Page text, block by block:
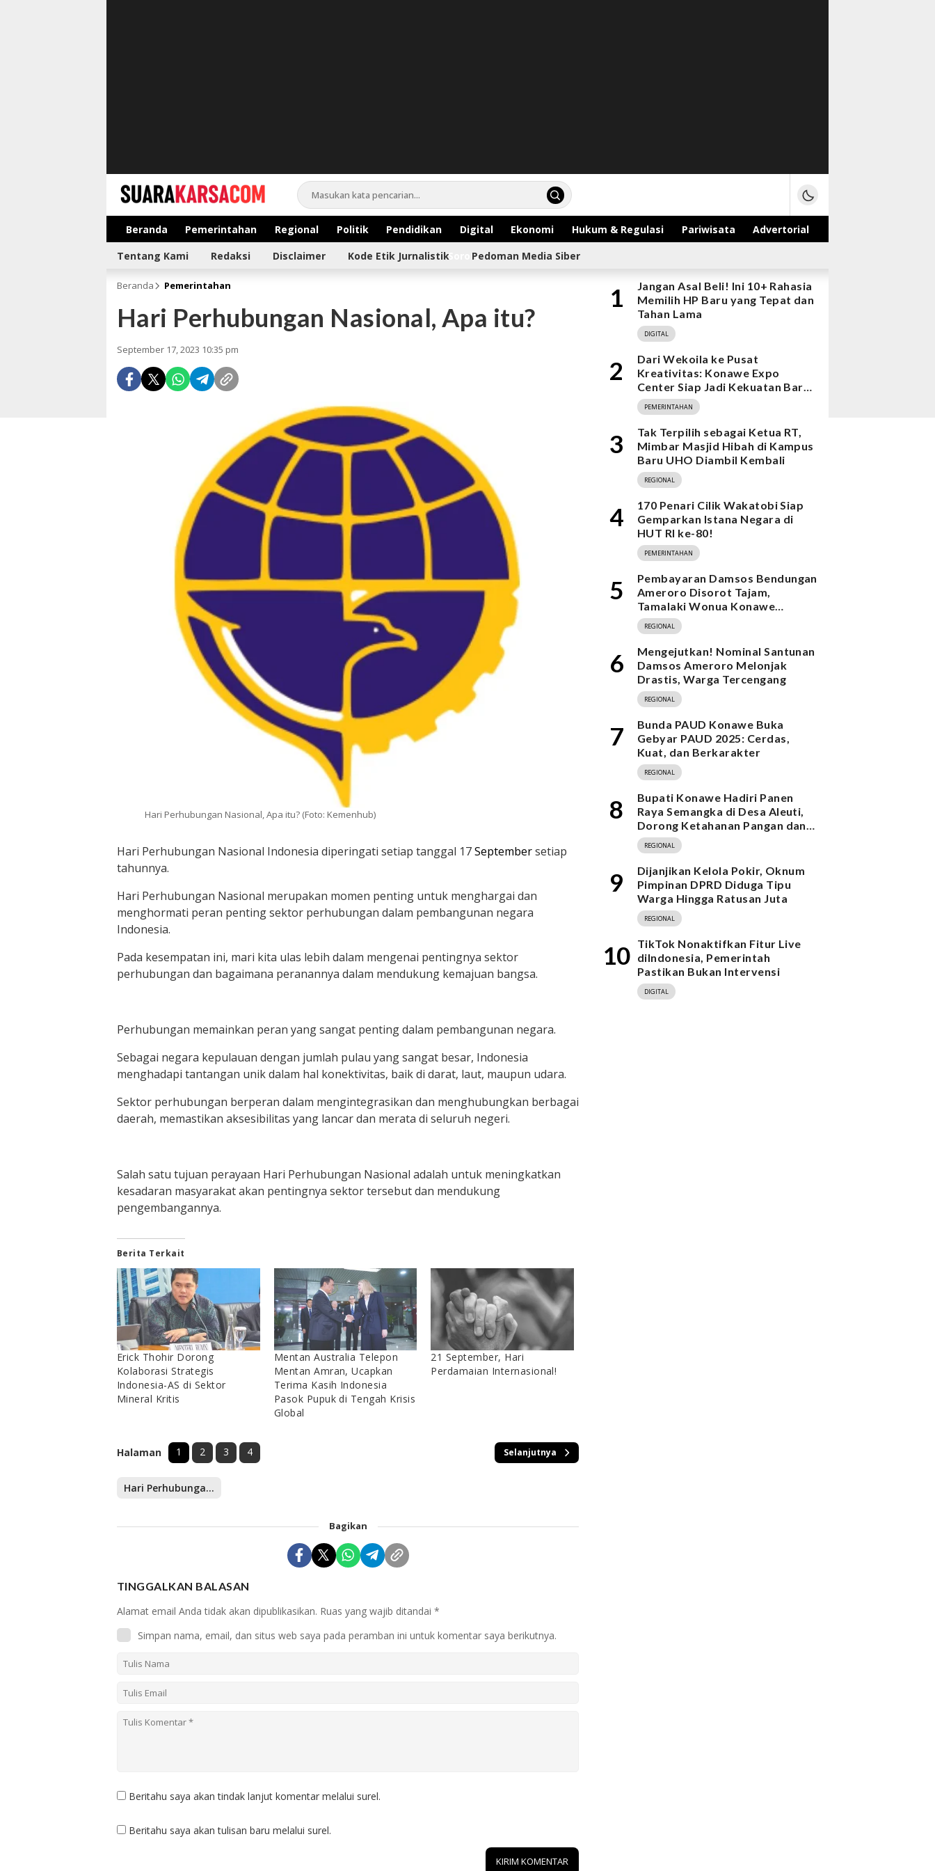
suarakarsa.com
Informasi terpercaya
Beranda Pemerintahan Regional Politik Pendidikan Digital Ekonomi Hukum & Regulasi Pariwisata
Advertorial
Sorotan
Tentang Kami Redaksi Disclaimer Kode Etik Jurnalistik Pedoman Media Siber
Beranda Pemerintahan
Hari Perhubungan Nasional, Apa itu?
September 17, 2023 10:35 pm
Hari Perhubungan Nasional, Apa itu? (Foto: Kemenhub)
Hari Perhubungan Nasional Indonesia diperingati setiap tanggal 17Septembersetiap
tahunnya.
Hari Perhubungan Nasional merupakan momen penting untuk menghargai dan
menghormati peran penting sektor perhubungan dalam pembangunan negara
Indonesia.
Pada kesempatan ini, mari kita ulas lebih dalam mengenai pentingnya sektor
perhubungan dan bagaimana peranannya dalam mendukung kemajuan bangsa.
Perhubungan memainkan peran yang sangat penting dalam pembangunan negara.
Sebagai negara kepulauan dengan jumlah pulau yang sangat besar, Indonesia
menghadapi tantangan unik dalam hal konektivitas, baik di darat, laut, maupun udara.
Sektor perhubungan berperan dalam mengintegrasikan dan menghubungkan berbagai
daerah, memastikan aksesibilitas yang lancar dan merata di seluruh negeri.
Salah satu tujuan perayaan Hari Perhubungan Nasional adalah untuk meningkatkan
kesadaran masyarakat akan pentingnya sektor tersebut dan mendukung
pengembangannya.
Berita Terkait
Erick Thohir Dorong
Kolaborasi Strategis
Indonesia-AS di Sektor
Mineral Kritis
Mentan Australia Telepon
Mentan Amran, Ucapkan
Terima Kasih Indonesia
Pasok Pupuk di Tengah Krisis
Global
21 September, Hari
Perdamaian Internasional!
Halaman 1 2 3 4 Selanjutnya
Hari Perhubungan Nasional
Bagikan
TINGGALKAN BALASAN
Alamat email Anda tidak akan dipublikasikan. Ruas yang wajib ditandai *
Simpan nama, email, dan situs web saya pada peramban ini untuk komentar saya berikutnya.
Beritahu saya akan tindak lanjut komentar melalui surel.
Beritahu saya akan tulisan baru melalui surel.
1
Jangan Asal Beli! Ini 10+ Rahasia
Memilih HP Baru yang Tepat dan
Tahan Lama
DIGITAL
2
Dari Wekoila ke Pusat
Kreativitas: Konawe Expo
Center Siap Jadi Kekuatan Baru
Ekonomi
PEMERINTAHAN
3
Tak Terpilih sebagai Ketua RT,
Mimbar Masjid Hibah di Kampus
Baru UHO Diambil Kembali
REGIONAL
4
170 Penari Cilik Wakatobi Siap
Gemparkan Istana Negara di
HUT RI ke-80!
PEMERINTAHAN
5
Pembayaran Damsos Bendungan
Ameroro Disorot Tajam,
Tamalaki Wonua Konawe
Ungkap Dugaan Ketidakberesan
REGIONAL
6
Mengejutkan! Nominal Santunan
Damsos Ameroro Melonjak
Drastis, Warga Tercengang
REGIONAL
7
Bunda PAUD Konawe Buka
Gebyar PAUD 2025: Cerdas,
Kuat, dan Berkarakter
REGIONAL
8
Bupati Konawe Hadiri Panen
Raya Semangka di Desa Aleuti,
Dorong Ketahanan Pangan dan
Program MBG
REGIONAL
9
Dijanjikan Kelola Pokir, Oknum
Pimpinan DPRD Diduga Tipu
Warga Hingga Ratusan Juta
REGIONAL
10 TikTok Nonaktifkan Fitur Live
diIndonesia, Pemerintah
Pastikan Bukan Intervensi
DIGITAL